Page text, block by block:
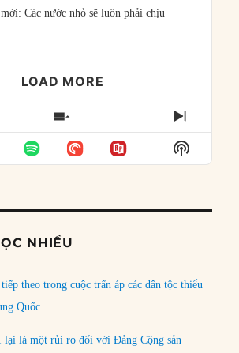
Các nước nhỏ sẽ luôn phải chịu
LOAD MORE
SHOW
EPISODES
LIST
NEXT
Show
Podcast
NHIỀU
theo trong cuộc trấn áp các dân tộc thiểu
Quốc
lại là một rủi ro đối với Đảng Cộng sản